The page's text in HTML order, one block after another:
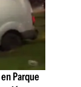
Parque